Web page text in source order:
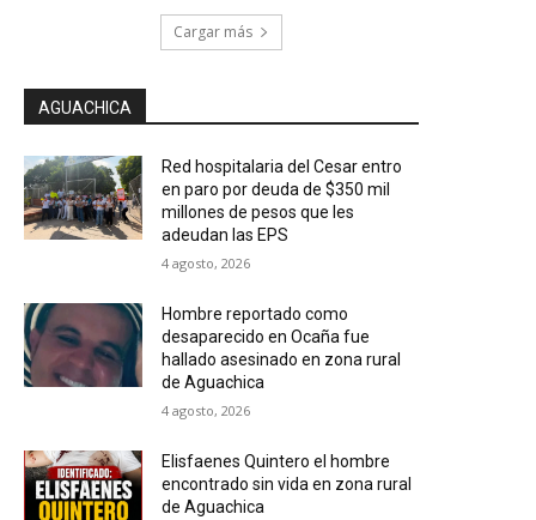
Cargar más
AGUACHICA
Red hospitalaria del Cesar entro
en paro por deuda de $350 mil
millones de pesos que les
adeudan las EPS
4 agosto, 2026
Hombre reportado como
desaparecido en Ocaña fue
hallado asesinado en zona rural
de Aguachica
4 agosto, 2026
Elisfaenes Quintero el hombre
encontrado sin vida en zona rural
de Aguachica